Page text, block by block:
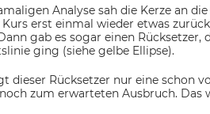
Analyse sah die Kerze an
erst einmal wieder etwas
gab es sogar einen
ging (siehe gelbe Ellipse).
dieser Rücksetzer nur eine schon
zum erwarteten Ausbruch. Das